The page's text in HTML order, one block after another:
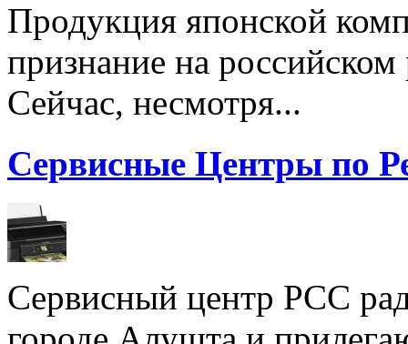
Продукция японской
признание на
Сейчас, несмотря...
Сервисные Центры по
Сервисный центр РСС